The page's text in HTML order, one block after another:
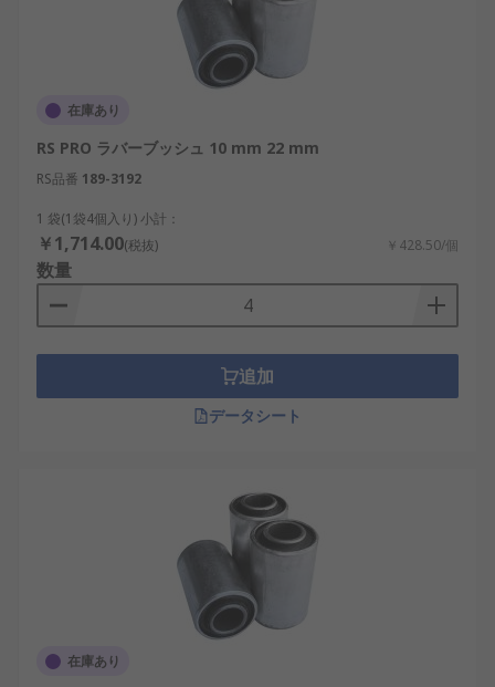
的に、2つの同心スリーブとその間に接着されたゴ
ムで構成されます。ゴムには、通常、動的強度及び
最大の耐久性を得るために、予圧がかけられていま
す。これは、ノイズと振動を分離して、ずれに対応
し、衝撃負荷から保護するように設計されていま
す。
ボンディッドベアリングには、完全接着と半接着の
2つの主な種類があります。完全接着のボンディッ
ドベアリングは、内部及び外部の金属チューブにゴ
ムを接着して作られます。半接着タイプは、通常、
ゴムを内部チューブに接着したものを外部チューブ
に取り付けて作られます。
ボンディッドベアリングは、次のようなさまざまな
柔軟なジョイント
トラクターなどの農業機械
在庫あり
RS PRO ラバーブッシュ 10 mm 22 mm
RS品番 189-3192
1 袋(1袋4個入り) 小計：
￥1,714.00(税抜) ￥428.50/個
数量
追加
データシート
在庫あり